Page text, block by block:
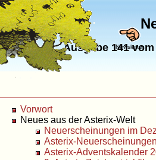
Newsletter
Ausgabe 141
Vorwort
Neues aus der Asterix-Welt
Neuerscheinungen im
Asterix-
Asterix-Adventskalender